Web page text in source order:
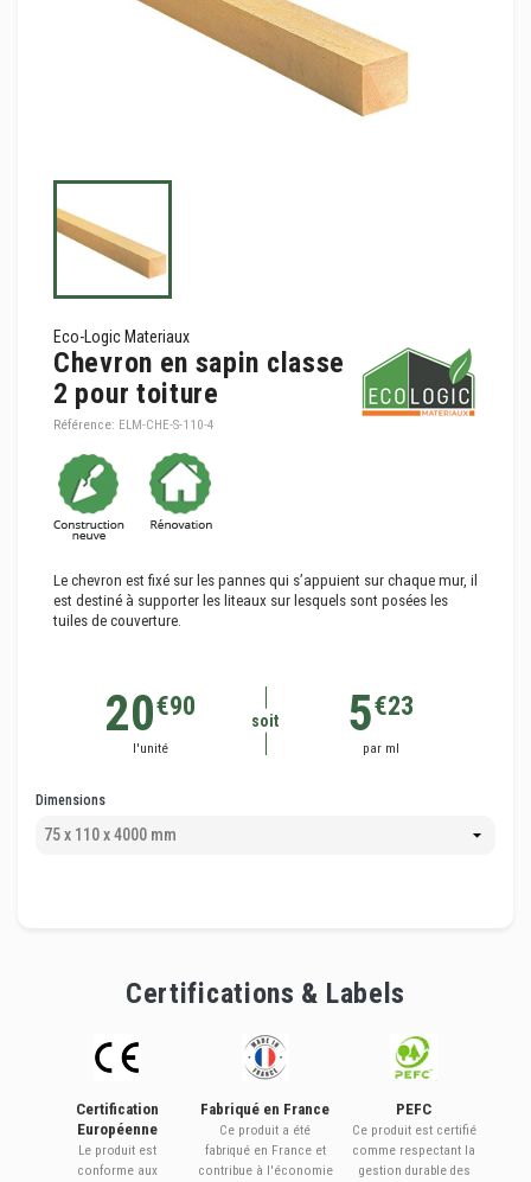
Eco-Logic Materiaux
Chevron en sapin classe
2 pour toiture
Référence: ELM-CHE-S-110-4
Le chevron est fixé sur les pannes qui s’appuient sur chaque mur, il
est destiné à supporter les liteaux sur lesquels sont posées les
tuiles de couverture.
soit
20€90
l'unité
5€23
par ml
Dimensions
Certifications & Labels
Certification
Européenne
Le produit est
conforme aux
Fabriqué en France
Ce produit a été
fabriqué en France et
contribue à l'économie
PEFC
Ce produit est certifié
comme respectant la
gestion durable des